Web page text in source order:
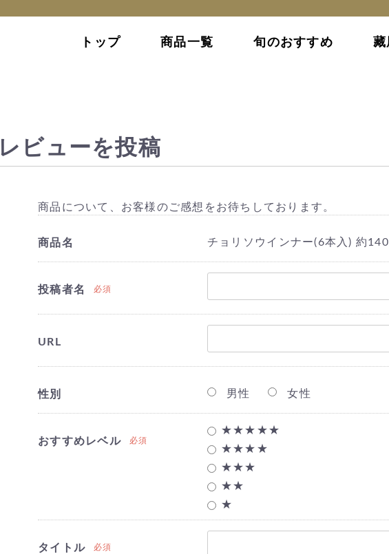
トップ 商品一覧 旬のおすすめ 藏
レビューを投稿
商品について、お客様のご感想をお待ちしております。
商品名 チョリソウインナー(6本入) 約
投稿者名 必須
URL
性別 男性 女性
おすすめレベル 必須
★★★★★
★★★★
★★★
★★
★
タイトル 必須